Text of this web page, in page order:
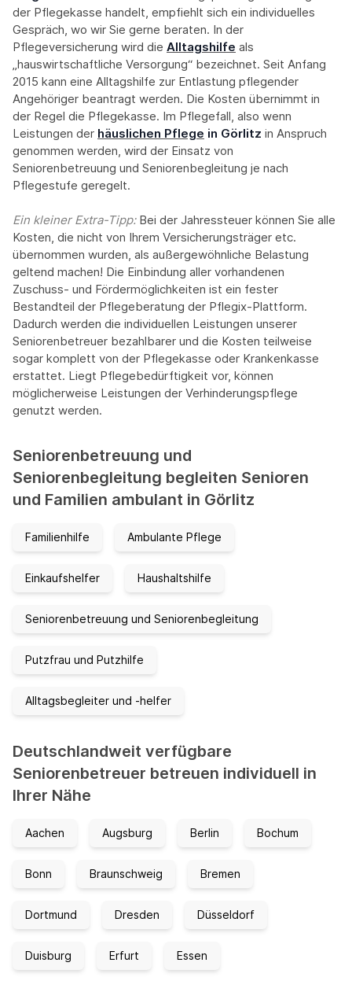
der Pflegekasse handelt, empfiehlt sich ein individuelles
Gespräch, wo wir Sie gerne beraten. In der
Pflegeversicherung wird die Alltagshilfe als
„hauswirtschaftliche Versorgung“ bezeichnet. Seit Anfang
2015 kann eine Alltagshilfe zur Entlastung pflegender
Angehöriger beantragt werden. Die Kosten übernimmt in
der Regel die Pflegekasse. Im Pflegefall, also wenn
Leistungen der häuslichen Pflege in Görlitz in Anspruch
genommen werden, wird der Einsatz von
Seniorenbetreuung und Seniorenbegleitung je nach
Pflegestufe geregelt.
Ein kleiner Extra-Tipp:‍ Bei der Jahressteuer können Sie alle
Kosten, die nicht von Ihrem Versicherungsträger etc.
übernommen wurden, als außergewöhnliche Belastung
geltend machen! Die Einbindung aller vorhandenen
Zuschuss- und Fördermöglichkeiten ist ein fester
Bestandteil der Pflegeberatung der Pflegix-Plattform.
Dadurch werden die individuellen Leistungen unserer
Seniorenbetreuer bezahlbarer und die Kosten teilweise
sogar komplett von der Pflegekasse oder Krankenkasse
erstattet. Liegt Pflegebedürftigkeit vor, können
möglicherweise Leistungen der Verhinderungspflege
genutzt werden.
Seniorenbetreuung und
Seniorenbegleitung begleiten Senioren
und Familien ambulant in Görlitz
Familienhilfe Ambulante Pflege
Einkaufshelfer Haushaltshilfe
Seniorenbetreuung und Seniorenbegleitung
Putzfrau und Putzhilfe
Alltagsbegleiter und -helfer
Deutschlandweit verfügbare
Seniorenbetreuer betreuen individuell in
Ihrer Nähe
Aachen Augsburg Berlin Bochum
Bonn Braunschweig Bremen
Dortmund Dresden Düsseldorf
Duisburg Erfurt Essen